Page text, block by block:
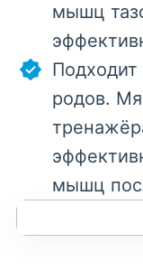
мышц
Подходит
родов.
мышц